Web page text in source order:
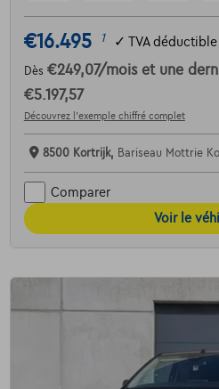
€16.495 1 ✓ TVA déductible
Dès €249,07/mois et une
€5.197,57
Découvrez l’exemple chiffré complet
8500 Kortrijk, Bariseau Mottrie
Comparer
Voir le